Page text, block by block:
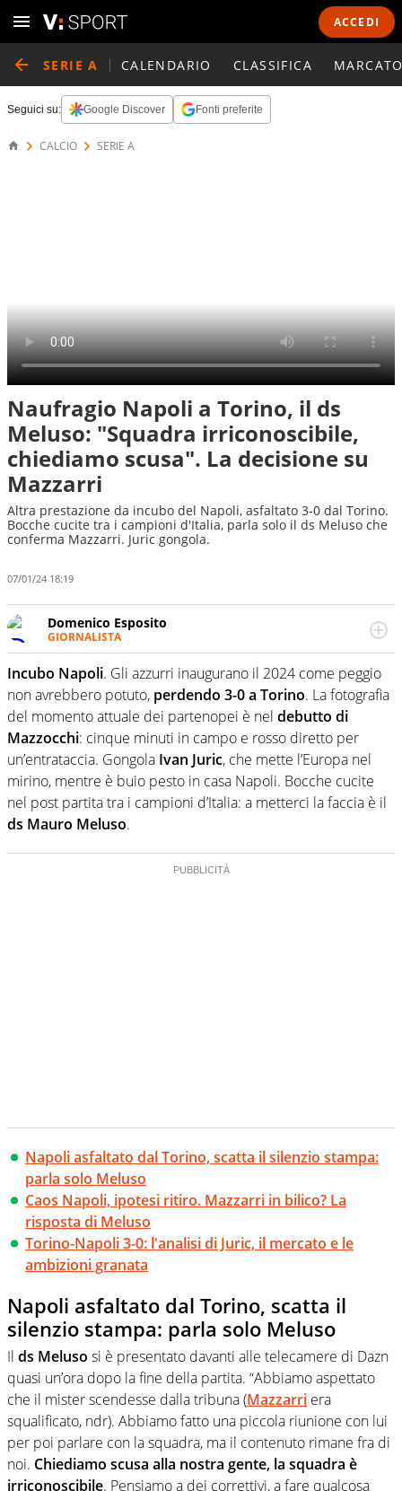
ACCEDI
SERIE A CALENDARIO CLASSIFICA
Seguici su: Google Discover Fonti preferite
CALCIO SERIE A
Naufragio Napoli a Torino, il ds
Meluso: "Squadra irriconoscibile,
chiediamo scusa". La decisione su
Mazzarri
Altra prestazione da incubo del Napoli, asfaltato 3-0 dal Torino.
Bocche cucite tra i campioni d'Italia, parla solo il ds Meluso che
conferma Mazzarri. Juric gongola.
07/01/24 18:19
Domenico Esposito
GIORNALISTA
Da vent’anni in campo e sul campo per vivere ogni evento
in tutte le sue sfaccettature. Passione smisurata per il
calcio e per la sfera di cuoio. Il pallone è una cosa
serissima, guai a dirgli di no
Incubo Napoli. Gli azzurri inaugurano il 2024 come peggio
non avrebbero potuto, perdendo 3-0 a Torino. La fotografia
del momento attuale dei partenopei è nel debutto di
Mazzocchi: cinque minuti in campo e rosso diretto per
un’entrataccia. Gongola Ivan Juric, che mette l’Europa nel
mirino, mentre è buio pesto in casa Napoli. Bocche cucite
nel post partita tra i campioni d’Italia: a metterci la faccia è il
ds Mauro Meluso.
Napoli asfaltato dal Torino, scatta il silenzio stampa:
parla solo Meluso
Caos Napoli, ipotesi ritiro. Mazzarri in bilico? La
risposta di Meluso
Torino-Napoli 3-0: l'analisi di Juric, il mercato e le
ambizioni granata
Napoli asfaltato dal Torino, scatta il
silenzio stampa: parla solo Meluso
Il ds Meluso si è presentato davanti alle telecamere di Dazn
quasi un’ora dopo la fine della partita. “Abbiamo aspettato
che il mister scendesse dalla tribuna (Mazzarri era
squalificato, ndr). Abbiamo fatto una piccola riunione con lui
per poi parlare con la squadra, ma il contenuto rimane fra di
noi. Chiediamo scusa alla nostra gente, la squadra è
irriconoscibile. Pensiamo a dei correttivi, a fare qualcosa